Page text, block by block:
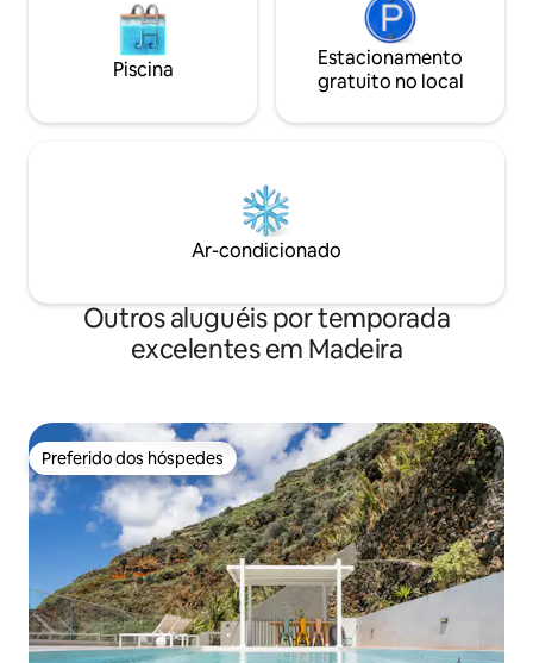
Piscina
Estacionamento
gratuito no local
Ar-condicionado
Outros aluguéis por temporada
excelentes em Madeira
Preferido dos hóspedes
Preferido dos hóspedes